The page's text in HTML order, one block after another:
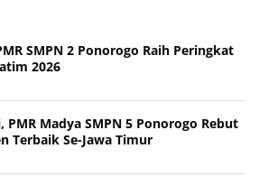
SMPN 2 Ponorogo Raih Peringkat
2026
PMR Madya SMPN 5 Ponorogo Rebut
Terbaik Se-Jawa Timur